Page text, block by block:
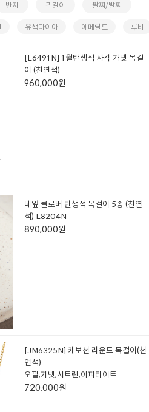
반지 귀걸이 팔찌/발찌
유색다이아 에메랄드 루비
[L6491N] 1월탄생석 사각 가넷 목걸
이 (천연석)
960,000원
네잎 클로버 탄생석 목걸이 5종 (천연
석) L8204N
890,000원
[JM6325N] 캐보션 라운드 목걸이(천
연석)
오팔,가넷,시트린,아파타이트
720,000원